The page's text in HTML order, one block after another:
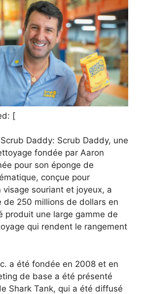
[
Daddy: Scrub Daddy, une
fondée par Aaron
pour son éponge de
conçue pour
visage souriant et joyeux, a
de 250 millions de dollars en
produit une large gamme de
qui rendent le rangement
a été fondée en 2008 et en
de base a été présenté
Shark Tank, qui a été diffusé